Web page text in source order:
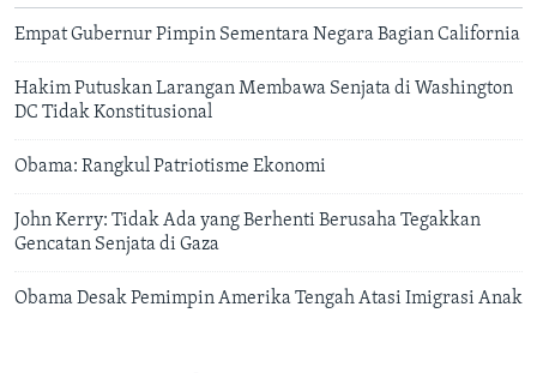
Empat Gubernur Pimpin Sementara Negara Bagian California
Hakim Putuskan Larangan Membawa Senjata di Washington
DC Tidak Konstitusional
Obama: Rangkul Patriotisme Ekonomi
John Kerry: Tidak Ada yang Berhenti Berusaha Tegakkan
Gencatan Senjata di Gaza
Obama Desak Pemimpin Amerika Tengah Atasi Imigrasi Anak